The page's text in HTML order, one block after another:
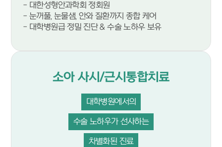
- 대한성형안과학회 정회원
- 눈꺼풀, 눈물샘, 안와 질환까지 종합 케어
- 대학병원급 정밀 진단 & 수술 노하우 보유
소아 사시/근시통합치료
대학병원에서의
수술 노하우가 선사하는
차별화된 진료